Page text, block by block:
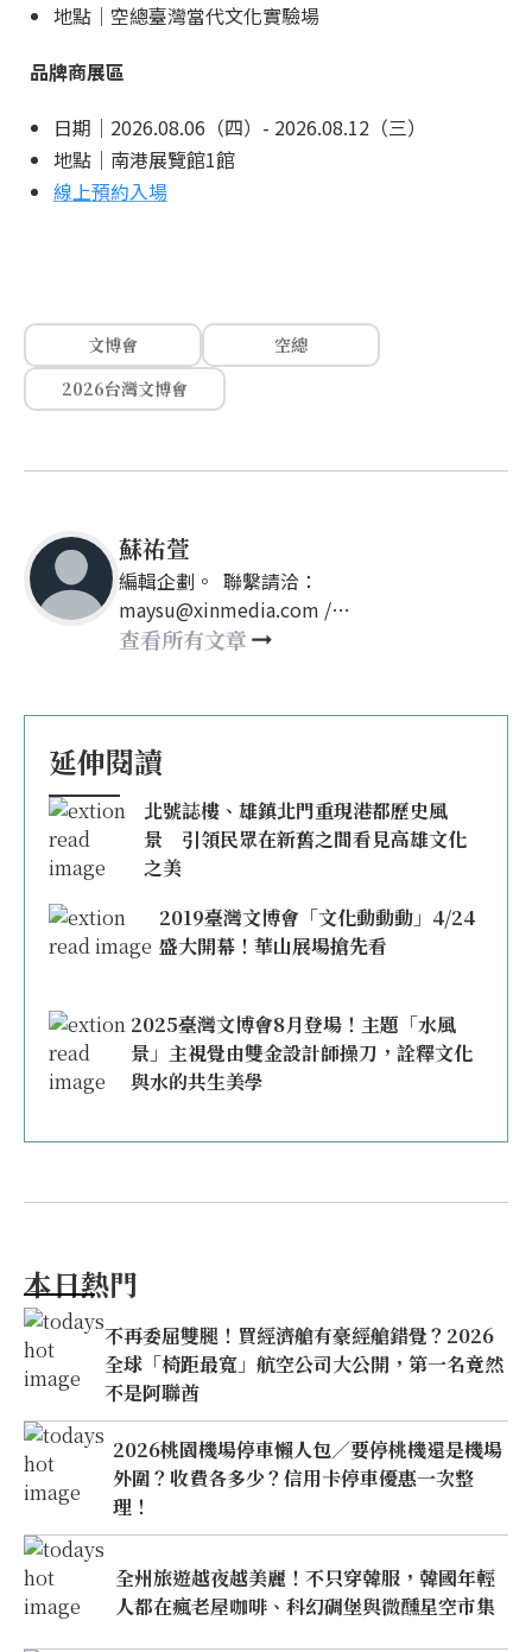
地點｜空總臺灣當代文化實驗場
品牌商展區
日期｜2026.08.06（四）- 2026.08.12（三）
地點｜南港展覽館1館
線上預約入場
文博會
空總
2026台灣文博會
蘇祐萱
編輯企劃。 聯繫請洽：
maysu@xinmedia.com /
may860527@gmail.com
查看所有文章
延伸閱讀
北號誌樓、雄鎮北門重現港都歷史風
景 引領民眾在新舊之間看見高雄文化
之美
2019臺灣文博會「文化動動動」4/24
盛大開幕！華山展場搶先看
2025臺灣文博會8月登場！主題「水風
景」主視覺由雙金設計師操刀，詮釋文化
與水的共生美學
本日熱門
不再委屈雙腿！買經濟艙有豪經艙錯覺？2026
全球「椅距最寬」航空公司大公開，第一名竟然
不是阿聯酋
2026桃園機場停車懶人包／要停桃機還是機場
外圍？收費各多少？信用卡停車優惠一次整
理！
全州旅遊越夜越美麗！不只穿韓服，韓國年輕
人都在瘋老屋咖啡、科幻碉堡與微醺星空市集